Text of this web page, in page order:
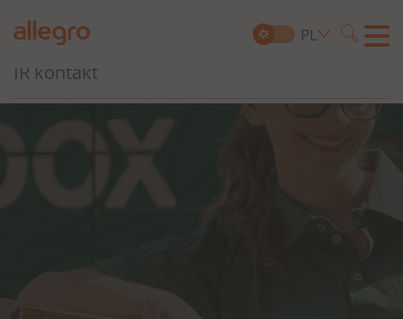
Ład korporacyjny, ryzyka i zgodność
IR kontakt
PL
Search